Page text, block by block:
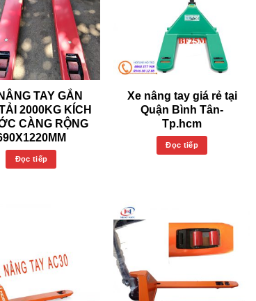
TAY GẮN
2000KG KÍCH
CÀNG RỘNG
Đọc tiếp
Xe nâng tay giá rẻ tại
Quận Bình Tân-
Tp.hcm
Đọc tiếp